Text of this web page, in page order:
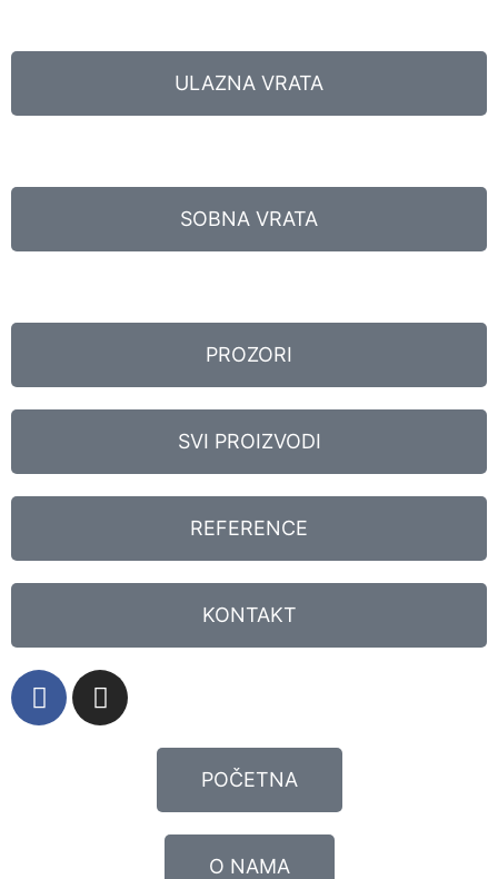
ULAZNA VRATA
SOBNA VRATA
PROZORI
SVI PROIZVODI
REFERENCE
KONTAKT
POČETNA
O NAMA